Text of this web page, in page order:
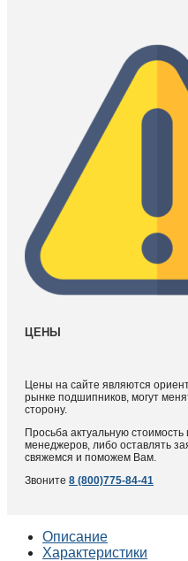
ЦЕНЫ
Цены на сайте являются
рынке подшипников, могут
сторону.
Просьба актуальную
менеджеров, либо оставлять
свяжемся и поможем Вам.
Звоните 8 (800)775-84-41
Описание
Характеристики